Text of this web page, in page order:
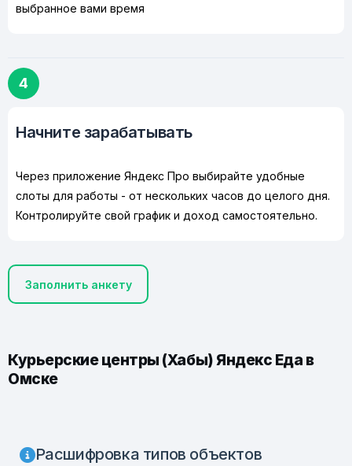
выбранное вами время
4
Начните зарабатывать
Через приложение Яндекс Про выбирайте удобные
слоты для работы - от нескольких часов до целого дня.
Контролируйте свой график и доход самостоятельно.
Заполнить анкету
Курьерские центры (Хабы) Яндекс Еда в
Омске
Расшифровка типов объектов